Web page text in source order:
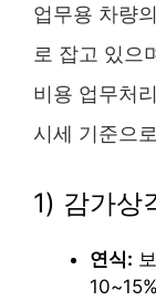
업무용 차량
로 잡고 있으
비용 업무처
시세 기준으
1) 감가상
연식: